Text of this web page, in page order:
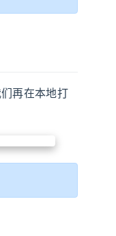
再在本地打